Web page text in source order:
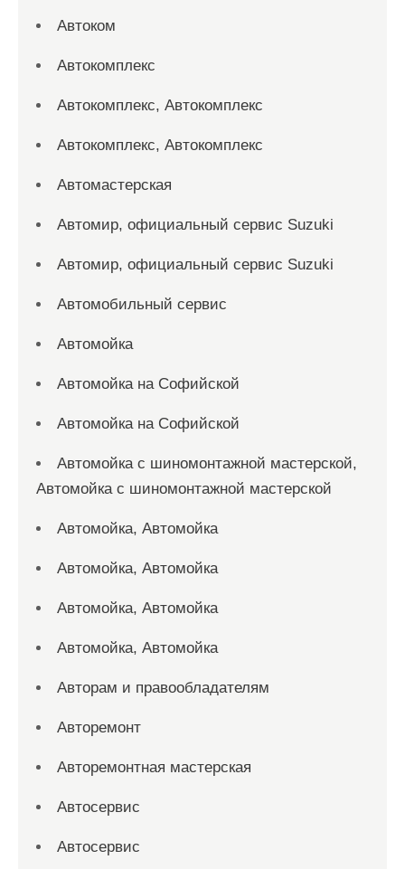
Автоком
Автокомплекс
Автокомплекс, Автокомплекс
Автокомплекс, Автокомплекс
Автомастерская
Автомир, официальный сервис Suzuki
Автомир, официальный сервис Suzuki
Автомобильный сервис
Автомойка
Автомойка на Софийской
Автомойка на Софийской
Автомойка с шиномонтажной мастерской,
Автомойка с шиномонтажной мастерской
Автомойка, Автомойка
Автомойка, Автомойка
Автомойка, Автомойка
Автомойка, Автомойка
Авторам и правообладателям
Авторемонт
Авторемонтная мастерская
Автосервис
Автосервис